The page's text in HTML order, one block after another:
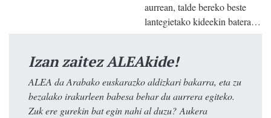
aurrean, talde bereko beste
lantegietako kideekin batera…
Izan zaitez ALEAkide!
ALEA da Arabako euskarazko aldizkari bakarra, eta zu
bezalako irakurleen babesa behar du aurrera egiteko.
Zuk ere gurekin bat egin nahi al duzu? Aukera